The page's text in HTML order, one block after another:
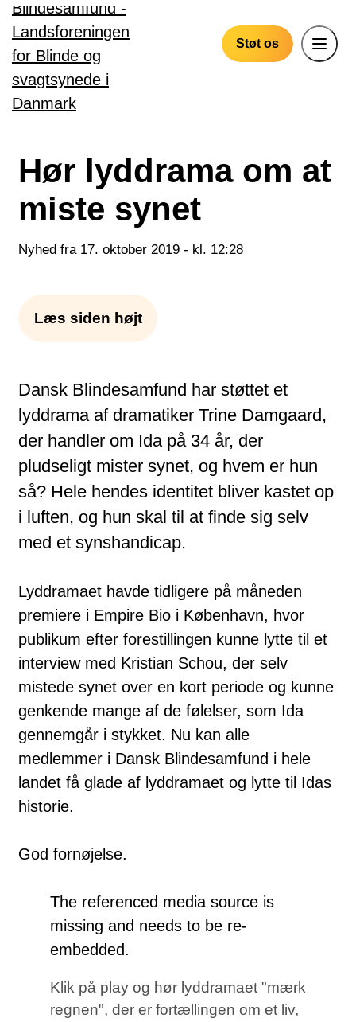
Gå til hovedindhold
Støt os
Hør lyddrama om at
miste synet
Nyhed fra 17. oktober 2019 - kl. 12:28
Læs siden højt
Dansk Blindesamfund har støttet et
lyddrama af dramatiker Trine Damgaard,
der handler om Ida på 34 år, der
pludseligt mister synet, og hvem er hun
så? Hele hendes identitet bliver kastet op
i luften, og hun skal til at finde sig selv
med et synshandicap.
Lyddramaet havde tidligere på måneden
premiere i Empire Bio i København, hvor
publikum efter forestillingen kunne lytte til et
interview med Kristian Schou, der selv
mistede synet over en kort periode og kunne
genkende mange af de følelser, som Ida
gennemgår i stykket. Nu kan alle
medlemmer i Dansk Blindesamfund i hele
landet få glade af lyddramaet og lytte til Idas
historie.
God fornøjelse.
The referenced media source is
missing and needs to be re-
embedded.
Klik på play og hør lyddramaet "mærk
regnen", der er fortællingen om et liv,